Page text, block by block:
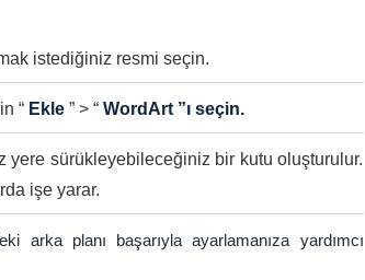
istediğiniz resmi seçin.
“ Ekle” > “ WordArt ”ı seçin.
sürükleyebileceğiniz bir kutu oluşturulur.
işe yarar.
arka planı başarıyla ayarlamanıza yardımcı